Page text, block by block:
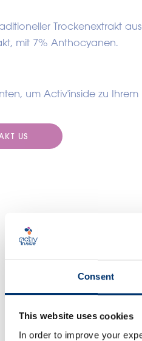
Consent
This website uses cookies
In order to improve your
Trockenextrakt
mit 7% Anthocyanen.
um Activ'inside zu
US
Discover